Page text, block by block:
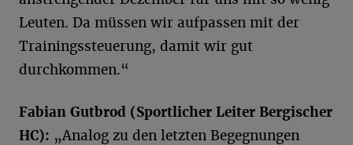
Leuten. Da müssen wir aufpassen mit der
Trainingssteuerung, damit wir gut
durchkommen.“
Fabian Gutbrod (Sportlicher Leiter Bergischer
HC): „Analog zu den letzten Begegnungen